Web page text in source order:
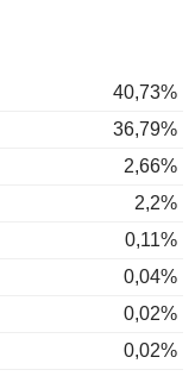
40,73%
36,79%
2,66%
2,2%
0,11%
0,04%
0,02%
0,02%